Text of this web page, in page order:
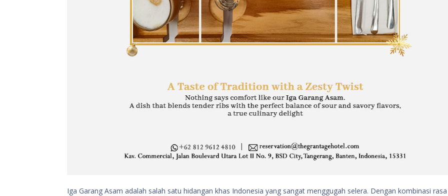
Iga Garang Asam adalah salah satu hidangan khas Indonesia yang sangat menggugah selera. Dengan kombinasi rasa